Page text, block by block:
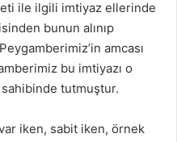
ile ilgili imtiyaz ellerinde
bunun alınıp
amcası
bu imtiyazı o
sahibinde tutmuştur.
iken, sabit iken, örnek